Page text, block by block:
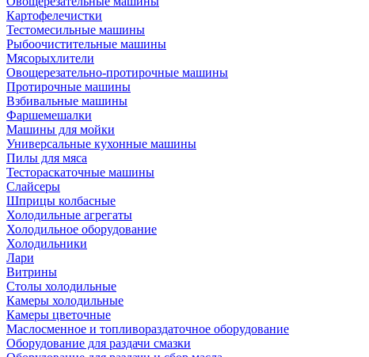
Картофелечистки
Тестомесильные машины
Рыбоочистительные машины
Мясорыхлители
Овощерезательно-протирочные машины
Протирочные машины
Взбивальные машины
Фаршемешалки
Машины для мойки
Универсальные кухонные машины
Пилы для мяса
Тестораскаточные машины
Слайсеры
Шприцы колбасные
Холодильные агрегаты
Холодильное оборудование
Холодильники
Лари
Витрины
Столы холодильные
Камеры холодильные
Камеры цветочные
Маслосменное и топливораздаточное оборудование
Оборудование для раздачи смазки